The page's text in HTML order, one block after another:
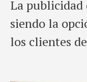
to
content
La publicidad
siendo la
los clientes